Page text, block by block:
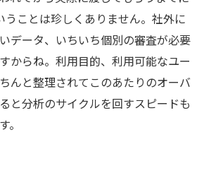
うことは珍しくありません。社外に
データ、いちいち個別の審査が必要
からね。利用目的、利用可能なユー
んと整理されてこのあたりのオーバ
と分析のサイクルを回すスピードも